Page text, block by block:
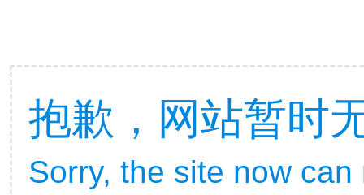
抱歉，网站暂时
Sorry, the site now